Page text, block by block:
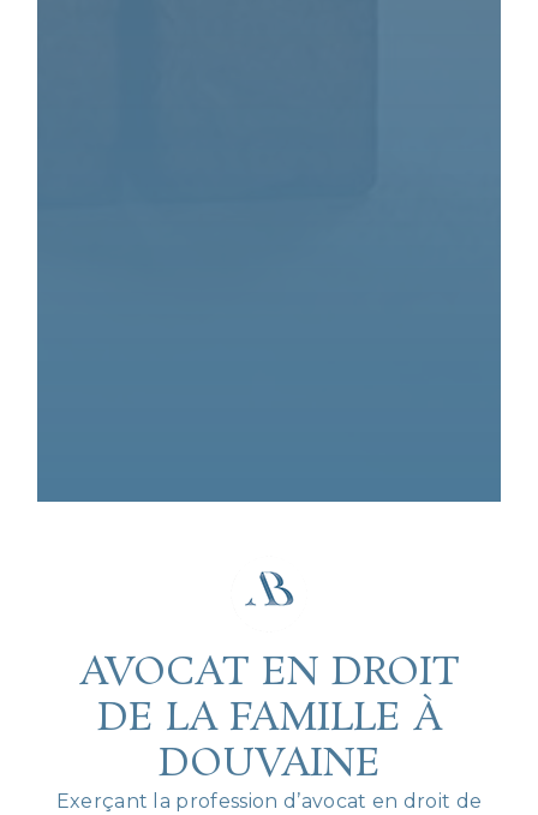
AVOCAT EN DROIT
DE LA FAMILLE À
DOUVAINE
Exerçant la profession d’avocat en droit de